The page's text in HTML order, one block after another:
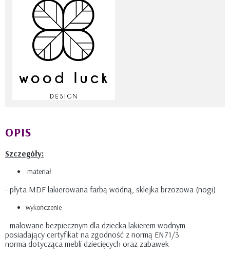
OPIS
Szczegóły:
materiał
- płyta MDF lakierowana farbą wodną, sklejka brzozowa (nogi)
wykończenie
- malowane bezpiecznym dla dziecka lakierem wodnym
posiadający certyfikat na zgodność z normą EN71/3
norma dotycząca mebli dziecięcych oraz zabawek